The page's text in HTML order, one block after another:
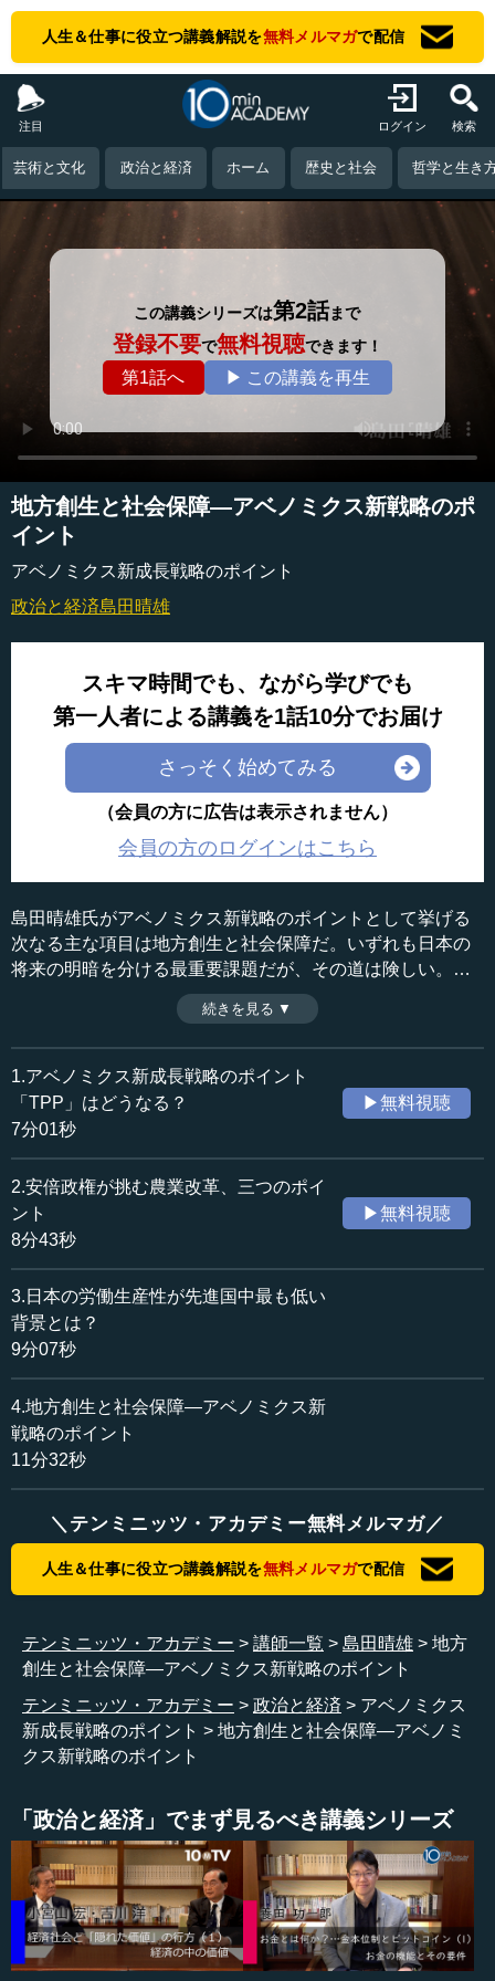
人生＆仕事に役立つ講義解説を無料メルマガで配信
注目 ログイン 検索
芸術と文化 政治と経済 ホーム 歴史と社会 哲学と生き
この講義シリーズは第2話まで
登録不要で無料視聴できます！
第1話へ ▶ この講義を再生
地方創生と社会保障―アベノミクス新戦略のポ
イント
アベノミクス新成長戦略のポイント
政治と経済島田晴雄
スキマ時間でも、ながら学びでも
第一人者による講義を1話10分でお届け
さっそく始めてみる
（会員の方に広告は表示されません）
会員の方のログインはこちら
島田晴雄氏がアベノミクス新戦略のポイントとして挙げる
次なる主な項目は地方創生と社会保障だ。いずれも日本の
将来の明暗を分ける最重要課題だが、その道は険しい。わ
れわれは次世代のために、日本の未来のために今、アベノ
ミクス新成長戦略を正しく理解する必要がある。（２０１
５年１月２６日開催島田塾第１２０回勉強会島田晴雄会長
講演「年頭所感 アベノミクス ２年間の経験とこれから
の日本経済」より、全１０話中第６話目）
収録日：2015年1月27日
追加日：2015年2月25日
カテゴリー：
政治
政策
≪全文≫
●市町村数の消滅に歯止め！ 地方創生は急務
す。これは、急に浮上してきた大戦略と言われています
が、一番インパクトを与えたのは、増田レポートです。岩
手県知事だった増田寛也さんが、実は、２０１４年５月の
日本創成会議に、こういうレポートを出しました。
今、日本全国には１８００弱の市町村があるのですが、
現状、やはり全国各地から東京に人口がじわじわと動いて
いるのです。その人口移動のパターンを前提に２０１０年
を起点にして、国勢調査を使って２０４０年を予測する
と、子育て世代、子を産める世代となる２０代と３０代の
女性の比率が５割を切る市町村が、８９６になると言うの
です。子育て世代の女性比率が５割を切ると、結婚などの
小する以外に道はなくなり、あと２０年もすると本当に消
滅してしまうのだろうと思います。
●出生率引き上げで人口１億人を目指す
に行ったのですが、非常に立派な町なのですけれども、弘
前は「消滅都市」と予告されているのですね。何しろ８９
６もの市町村が消滅ですから、これは大変なインパクトを
生んで、さすがに安倍政権も座視できなくなったのです。
何とかしましょう、地方創生だ、と言い出したわけです。
そして、経済財政諮問会議でだいぶ元気のいい意見が出
続きを見る ▼
1.アベノミクス新成長戦略のポイント
「TPP」はどうなる？
7分01秒
▶無料視聴
2.安倍政権が挑む農業改革、三つのポイ
ント
8分43秒
▶無料視聴
3.日本の労働生産性が先進国中最も低い
背景とは？
9分07秒
4.地方創生と社会保障―アベノミクス新
戦略のポイント
11分32秒
＼テンミニッツ・アカデミー無料メルマガ／
人生＆仕事に役立つ講義解説を無料メルマガで配信
テンミニッツ・アカデミー 講師一覧 島田晴雄
地方
創生と社会保障―アベノミクス新戦略のポイント
テンミニッツ・アカデミー
政治と経済
アベノミクス
新成長戦略のポイント
地方創生と社会保障―アベノミ
クス新戦略のポイント
「政治と経済」でまず見るべき講義シリーズ